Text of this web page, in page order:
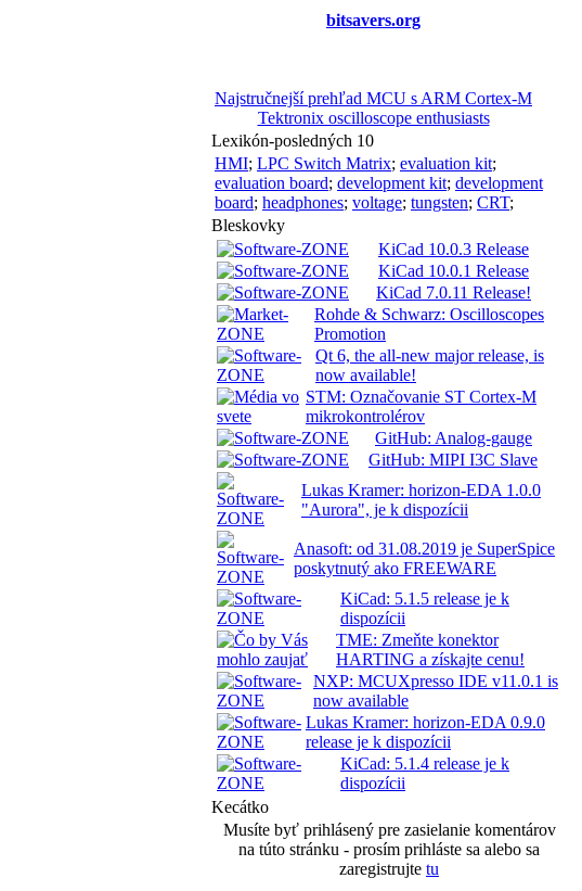
bitsavers.org
Najstručnejší prehľad MCU s ARM Cortex-M
Tektronix oscilloscope enthusiasts
Lexikón-posledných 10
HMI; LPC Switch Matrix; evaluation kit;
evaluation board; development kit; development
board; headphones; voltage; tungsten; CRT;
Bleskovky
KiCad 10.0.3 Release
KiCad 10.0.1 Release
KiCad 7.0.11 Release!
Rohde & Schwarz: Oscilloscopes
Promotion
Qt 6, the all-new major release, is
now available!
STM: Označovanie ST Cortex-M
mikrokontrolérov
GitHub: Analog-gauge
GitHub: MIPI I3C Slave
Lukas Kramer: horizon-EDA 1.0.0
"Aurora", je k dispozícii
Anasoft: od 31.08.2019 je SuperSpice
poskytnutý ako FREEWARE
KiCad: 5.1.5 release je k
dispozícii
TME: Zmeňte konektor
HARTING a získajte cenu!
NXP: MCUXpresso IDE v11.0.1 is
now available
Lukas Kramer: horizon-EDA 0.9.0
release je k dispozícii
KiCad: 5.1.4 release je k
dispozícii
Kecátko
Musíte byť prihlásený pre zasielanie komentárov
na túto stránku - prosím prihláste sa alebo sa
zaregistrujte tu